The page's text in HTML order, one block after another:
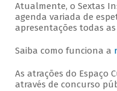
Atualmente, o Sextas
agenda variada de
apresentações todas as
Saiba como funciona a
As atrações do Espaço
através de concurso